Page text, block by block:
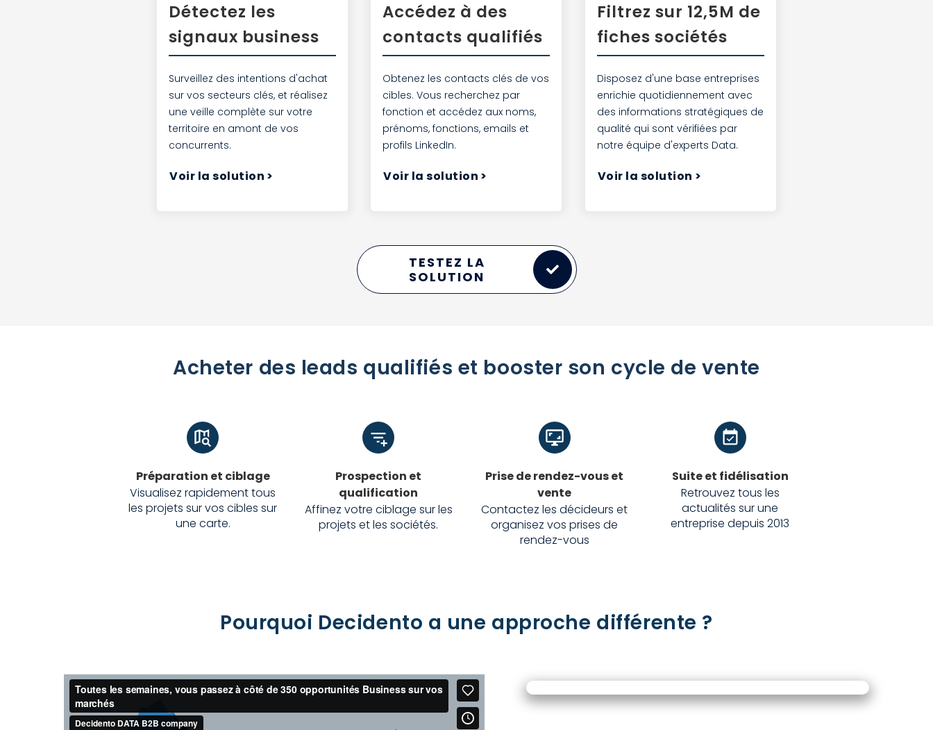
Détectez les
signaux business
Surveillez des intentions d'achat
sur vos secteurs clés, et réalisez
une veille complète sur votre
territoire en amont de vos
concurrents.
Voir la solution >
Accédez à des
contacts qualifiés
Obtenez les contacts clés de vos
cibles. Vous recherchez par
fonction et accédez aux noms,
prénoms, fonctions, emails et
profils LinkedIn.
Voir la solution >
Filtrez sur 12,5M de
fiches sociétés
Disposez d'une base entreprises
enrichie quotidiennement avec
des informations stratégiques de
qualité qui sont vérifiées par
notre équipe d'experts Data.
Voir la solution >
TESTEZ LA
SOLUTION
Acheter des leads qualifiés et booster son cycle de vente
Préparation et ciblage
Visualisez rapidement tous
les projets sur vos cibles sur
une carte.
Prospection et
qualification
Affinez votre ciblage sur les
projets et les sociétés.
Prise de rendez-vous et
vente
Contactez les décideurs et
organisez vos prises de
rendez-vous
Suite et fidélisation
Retrouvez tous les
actualités sur une
entreprise depuis 2013
Pourquoi Decidento a une approche différente ?